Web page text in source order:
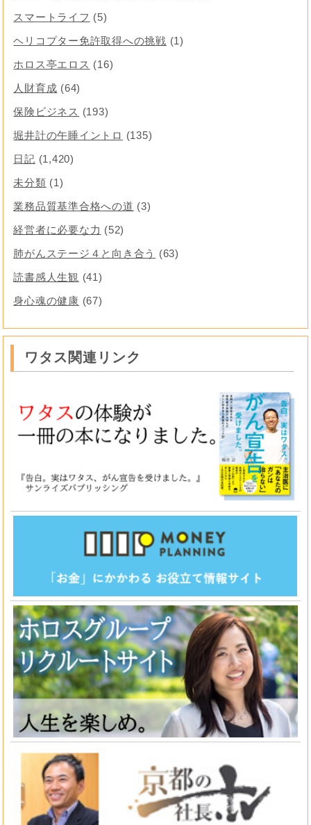
スマートライフ (5)
ヘリコプター免許取得への挑戦 (1)
ホロス亭エロス (16)
人財育成 (64)
保険ビジネス (193)
堀井計の午睡イントロ (135)
日記 (1,420)
未分類 (1)
業務品質基準合格への道 (3)
経営者に必要な力 (52)
肺がんステージ４と向き合う
(63)
読書感人生観 (41)
身心魂の健康 (67)
ワタス関連リンク